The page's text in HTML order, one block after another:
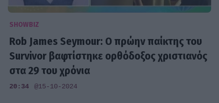
SHOWBIZ
Rob James Seymour: Ο πρώην παίκτης του
Survivor βαφτίστηκε ορθόδοξος χριστιανός
στα 29 του χρόνια
20:34 @15-10-2024